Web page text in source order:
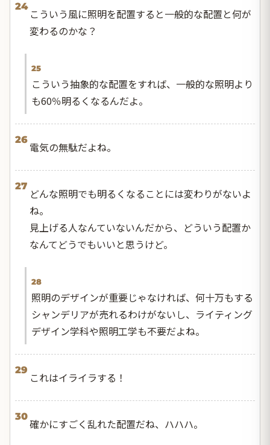
24
こういう風に照明を配置すると一般的な配置と何が
変わるのかな？
25
こういう抽象的な配置をすれば、一般的な照明より
も60％明るくなるんだよ。
26
電気の無駄だよね。
27
どんな照明でも明るくなることには変わりがないよ
ね。
見上げる人なんていないんだから、どういう配置か
なんてどうでもいいと思うけど。
28
照明のデザインが重要じゃなければ、何十万もする
シャンデリアが売れるわけがないし、ライティング
デザイン学科や照明工学も不要だよね。
29
これはイライラする！
30
確かにすごく乱れた配置だね、ハハハ。